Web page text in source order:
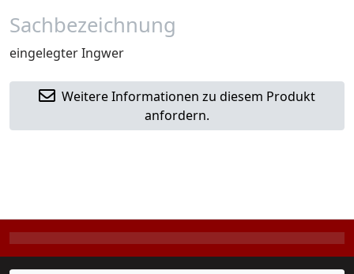
Sachbezeichnung
eingelegter Ingwer
Weitere Informationen zu diesem Produkt
anfordern.